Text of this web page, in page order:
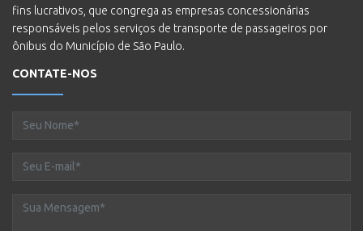
fins lucrativos, que congrega as empresas concessionárias
responsáveis pelos serviços de transporte de passageiros por
ônibus do Município de São Paulo.
CONTATE-NOS